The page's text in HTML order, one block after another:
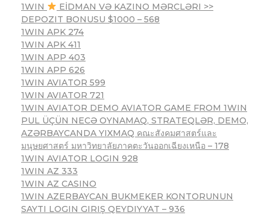
1WIN
EİDMAN VƏ KAZINO MƏRCLƏRI >>
DEPOZIT BONUSU $1000 – 568
1WIN APK 274
1WIN APK 411
1WIN APP 403
1WIN APP 626
1WIN AVIATOR 599
1WIN AVIATOR 721
1WIN AVIATOR DEMO AVIATOR GAME FROM 1WIN
PUL ÜÇÜN NECƏ OYNAMAQ, STRATEQLƏR, DEMO,
AZƏRBAYCANDA YIXMAQ คณะสังคมศาสตร์และ
มนุษยศาสตร์ มหาวิทยาลัยภาคตะวันออกเฉียงเหนือ – 178
1WIN AVIATOR LOGIN 928
1WIN AZ 333
1WIN AZ CASINO
1WIN AZERBAYCAN BUKMEKER KONTORUNUN
SAYTI LOGIN GIRIŞ QEYDIYYAT – 936